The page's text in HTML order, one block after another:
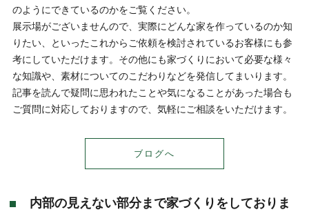
のようにできているのかをご覧ください。
展示場がございませんので、実際にどんな家を作っているのか知
りたい、といったこれからご依頼を検討されているお客様にも参
考にしていただけます。その他にも家づくりにおいて必要な様々
な知識や、素材についてのこだわりなどを発信してまいります。
記事を読んで疑問に思われたことや気になることがあった場合も
ご質問に対応しておりますので、気軽にご相談をいただけます。
ブログへ
内部の見えない部分まで家づくりをしておりま